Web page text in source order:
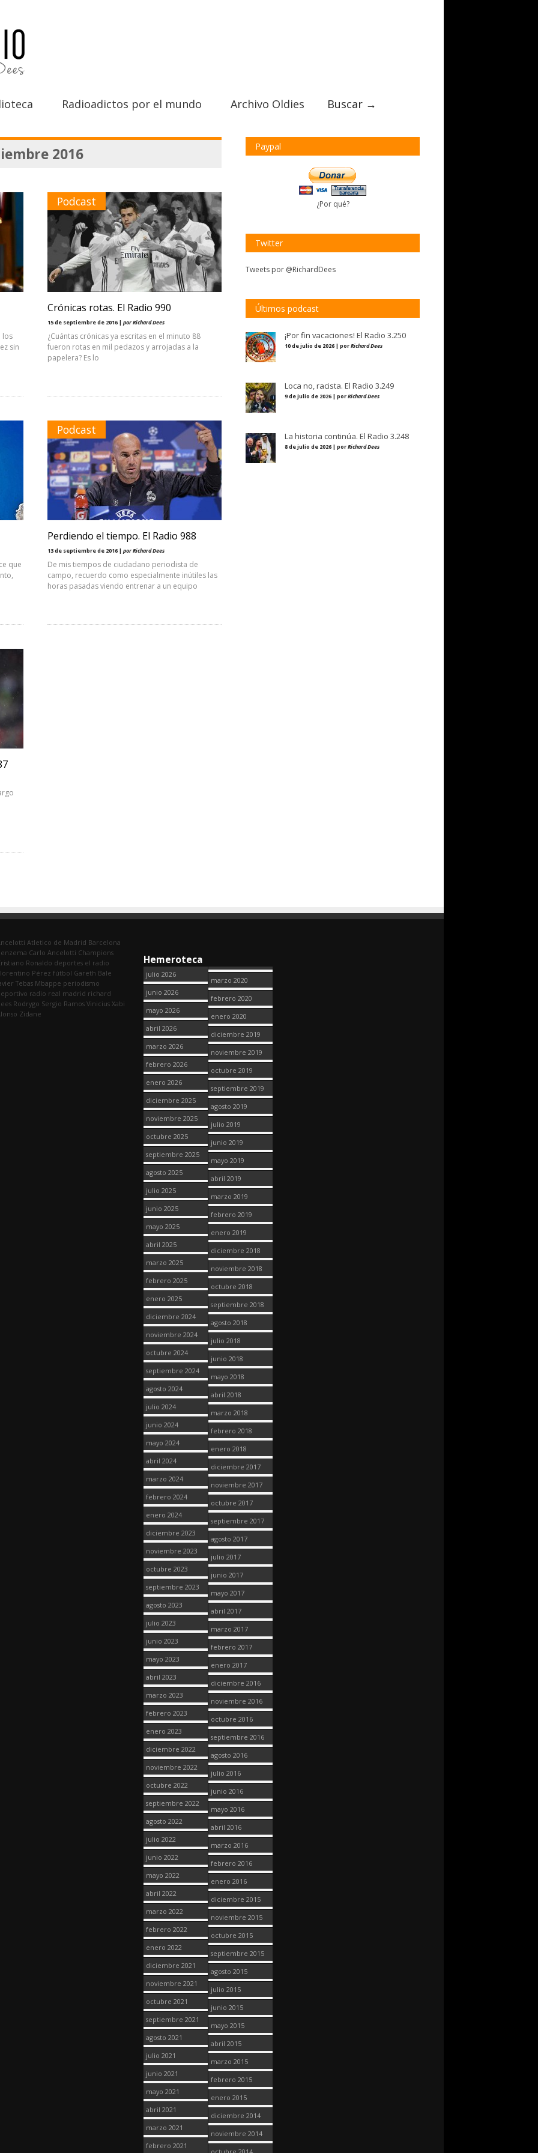
Radioadictos por el mundo Archivo Oldies Buscar →
2016
los
sin
Podcast
Crónicas rotas. El Radio 990
15 de septiembre de 2016 | por Richard Dees
¿Cuántas crónicas ya escritas en el minuto 88
fueron rotas en mil pedazos y arrojadas a la
papelera? Es lo
que
Podcast
Perdiendo el tiempo. El Radio 988
13 de septiembre de 2016 | por Richard Dees
De mis tiempos de ciudadano periodista de
campo, recuerdo como especialmente inútiles las
horas pasadas viendo entrenar a un equipo
Paypal
¿Por qué?
Twitter
Tweets por @RichardDees
Últimos podcast
¡Por fin vacaciones! El Radio 3.250
10 de julio de 2026 | porRichard Dees
Loca no, racista. El Radio 3.249
9 de julio de 2026 | porRichard Dees
La historia continúa. El Radio 3.248
8 de julio de 2026 | porRichard Dees
Atletico de Madrid Barcelona
Carlo Ancelotti Champions
Ronaldo deportes el radio
Pérez fútbol Gareth Bale
Tebas Mbappe periodismo
radio real madrid richard
Rodrygo Sergio Ramos Vinicius Xabi
Zidane
Hemeroteca
julio 2026
junio 2026
mayo 2026
abril 2026
marzo 2026
febrero 2026
enero 2026
diciembre 2025
noviembre 2025
octubre 2025
septiembre 2025
agosto 2025
julio 2025
junio 2025
mayo 2025
abril 2025
marzo 2025
febrero 2025
enero 2025
diciembre 2024
noviembre 2024
octubre 2024
septiembre 2024
agosto 2024
julio 2024
junio 2024
mayo 2024
abril 2024
marzo 2024
febrero 2024
enero 2024
diciembre 2023
noviembre 2023
octubre 2023
septiembre 2023
agosto 2023
julio 2023
junio 2023
mayo 2023
abril 2023
marzo 2023
febrero 2023
enero 2023
diciembre 2022
noviembre 2022
octubre 2022
septiembre 2022
agosto 2022
julio 2022
junio 2022
mayo 2022
abril 2022
marzo 2022
febrero 2022
enero 2022
diciembre 2021
noviembre 2021
octubre 2021
septiembre 2021
agosto 2021
julio 2021
junio 2021
mayo 2021
abril 2021
marzo 2021
febrero 2021
marzo 2020
febrero 2020
enero 2020
diciembre 2019
noviembre 2019
octubre 2019
septiembre 2019
agosto 2019
julio 2019
junio 2019
mayo 2019
abril 2019
marzo 2019
febrero 2019
enero 2019
diciembre 2018
noviembre 2018
octubre 2018
septiembre 2018
agosto 2018
julio 2018
junio 2018
mayo 2018
abril 2018
marzo 2018
febrero 2018
enero 2018
diciembre 2017
noviembre 2017
octubre 2017
septiembre 2017
agosto 2017
julio 2017
junio 2017
mayo 2017
abril 2017
marzo 2017
febrero 2017
enero 2017
diciembre 2016
noviembre 2016
octubre 2016
septiembre 2016
agosto 2016
julio 2016
junio 2016
mayo 2016
abril 2016
marzo 2016
febrero 2016
enero 2016
diciembre 2015
noviembre 2015
octubre 2015
septiembre 2015
agosto 2015
julio 2015
junio 2015
mayo 2015
abril 2015
marzo 2015
febrero 2015
enero 2015
diciembre 2014
noviembre 2014